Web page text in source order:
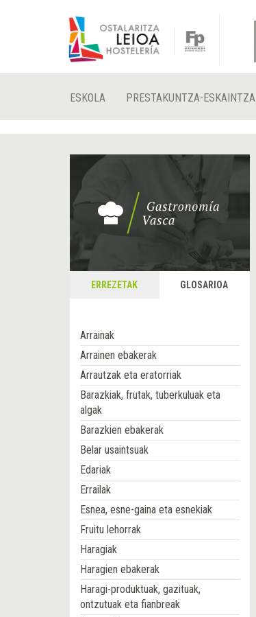
ESKOLA PRESTAKUNTZA-ESKAINTZA
ERREZETAK GLOSARIOA
Arrainak
Arrainen ebakerak
Arrautzak eta eratorriak
Barazkiak, frutak, tuberkuluak eta
algak
Barazkien ebakerak
Belar usaintsuak
Edariak
Errailak
Esnea, esne-gaina eta esnekiak
Fruitu lehorrak
Haragiak
Haragien ebakerak
Haragi-produktuak, gazituak,
ontzutuak eta fianbreak